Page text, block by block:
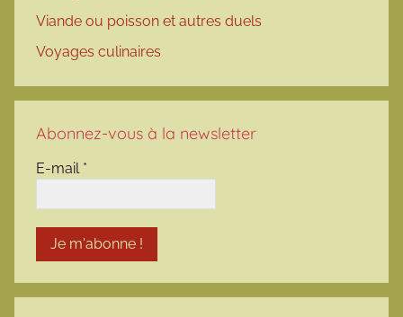
Viande ou poisson et autres duels
Voyages culinaires
Abonnez-vous à la newsletter
E-mail *